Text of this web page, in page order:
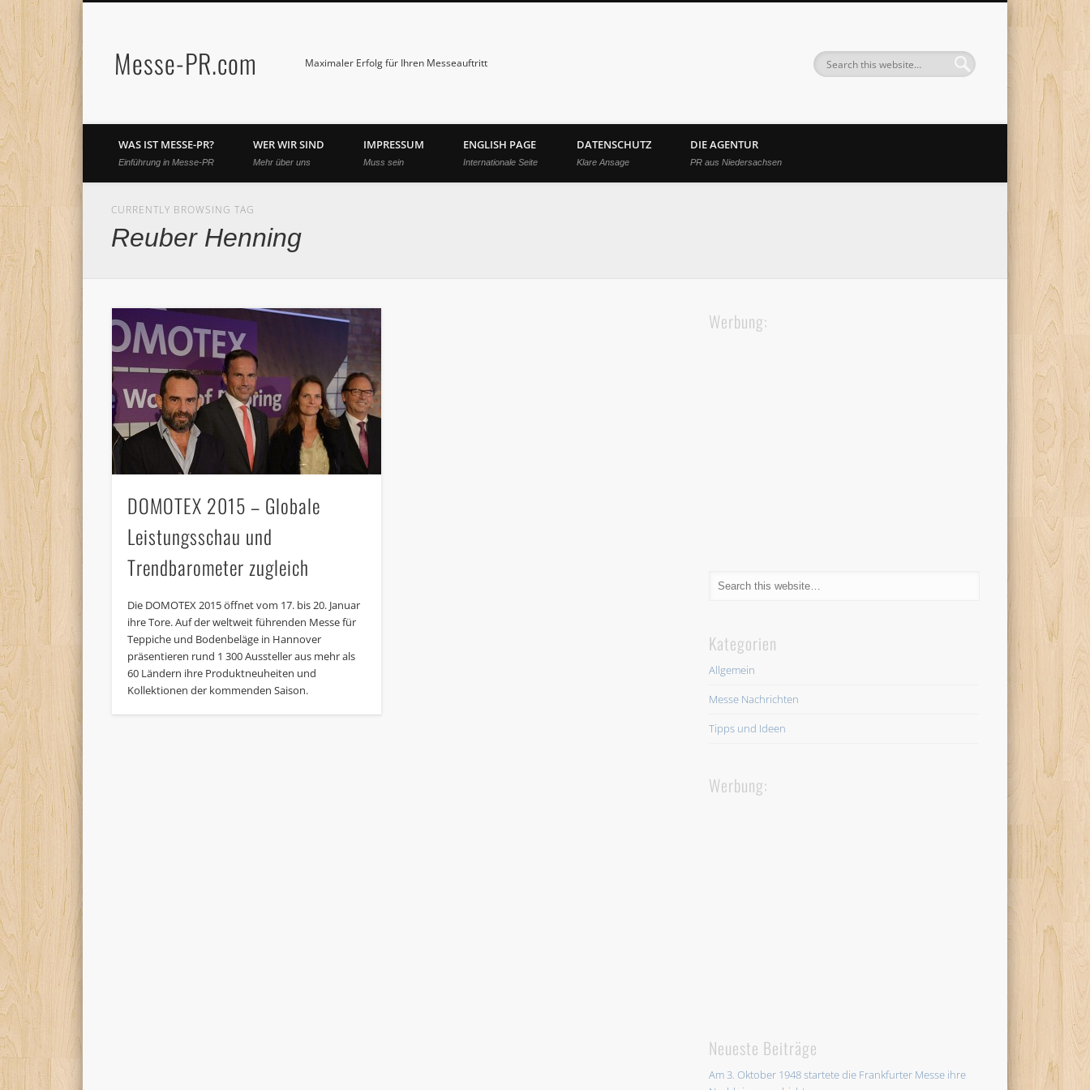
Messe-PR.com Maximaler Erfolg für Ihren Messeauftritt
WAS IST MESSE-PR?
Einführung in Messe-PR
WER WIR SIND
Mehr über uns
IMPRESSUM
Muss sein
ENGLISH PAGE
Internationale Seite
DATENSCHUTZ
Klare Ansage
DIE AGENTUR
PR aus Niedersachsen
CURRENTLY BROWSING TAG
Reuber Henning
DOMOTEX 2015 – Globale
Leistungsschau und
Trendbarometer zugleich
Die DOMOTEX 2015 öffnet vom 17. bis 20. Januar
ihre Tore. Auf der weltweit führenden Messe für
Teppiche und Bodenbeläge in Hannover
präsentieren rund 1 300 Aussteller aus mehr als
60 Ländern ihre Produktneuheiten und
Kollektionen der kommenden Saison.
Werbung:
Kategorien
Allgemein
Messe Nachrichten
Tipps und Ideen
Werbung:
Neueste Beiträge
Am 3. Oktober 1948 startete die Frankfurter Messe ihre